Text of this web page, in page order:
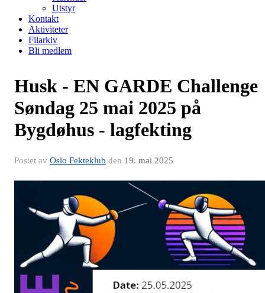
Utstyr
Kontakt
Aktiviteter
Filarkiv
Bli medlem
Husk - EN GARDE Challenge
Søndag 25 mai 2025 på
Bygdøhus - lagfekting
Postet av Oslo Fekteklub den 19. mai 2025